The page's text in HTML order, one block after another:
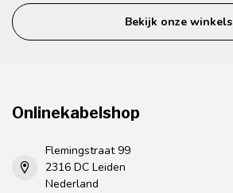
Bekijk onze winkels
Onlinekabelshop
Flemingstraat 99
2316 DC Leiden
Nederland